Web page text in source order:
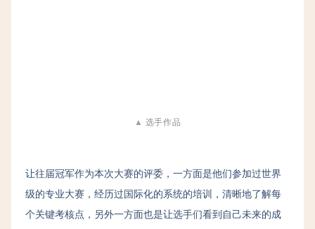
▲ 选手作品
让往届冠军作为本次大赛的评委，一方面是他们参加过世界
级的专业大赛，经历过国际化的系统的培训，清晰地了解每
个关键考核点，另外一方面也是让选手们看到自己未来的成